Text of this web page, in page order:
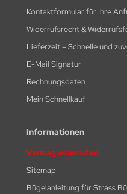
Kontaktformular für Ihre
Widerrufsrecht &
Lieferzeit – Schnelle und
E-Mail Signatur
Rechnungsdaten
Mein Schnellkauf
Informationen
Vertrag widerrufen
Sitemap
Bügelanleitung für Strass